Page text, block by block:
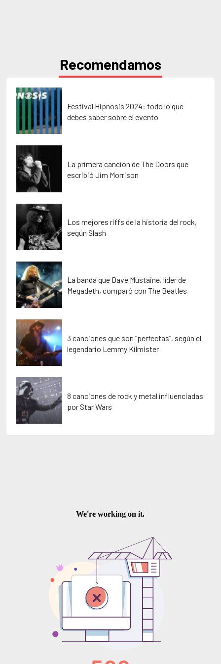
Recomendamos
Festival Hipnosis 2024: todo lo que
debes saber sobre el evento
La primera canción de The Doors que
escribió Jim Morrison
Los mejores riffs de la historia del rock,
según Slash
La banda que Dave Mustaine, líder de
Megadeth, comparó con The Beatles
3 canciones que son “perfectas”, según el
legendario Lemmy Kilmister
8 canciones de rock y metal influenciadas
por Star Wars